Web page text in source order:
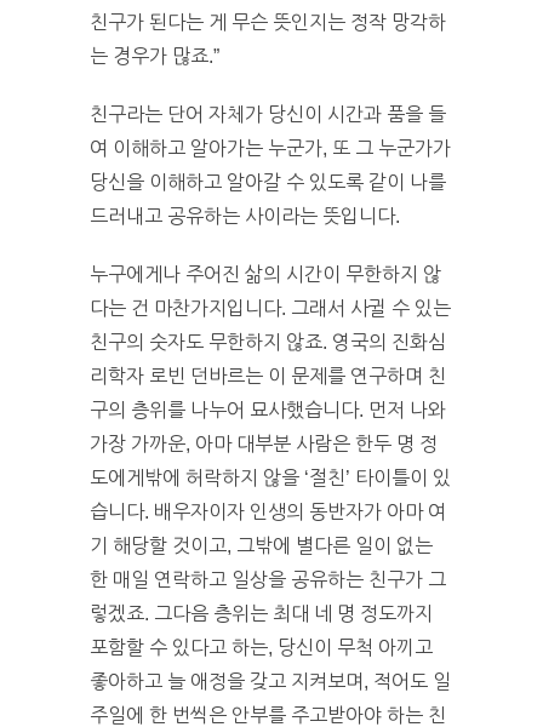
친구가 된다는 게 무슨 뜻인지는 정작 망각하
는 경우가 많죠.”
친구라는 단어 자체가 당신이 시간과 품을 들
여 이해하고 알아가는 누군가, 또 그 누군가가
당신을 이해하고 알아갈 수 있도록 같이 나를
드러내고 공유하는 사이라는 뜻입니다.
누구에게나 주어진 삶의 시간이 무한하지 않
다는 건 마찬가지입니다. 그래서 사귈 수 있는
친구의 숫자도 무한하지 않죠. 영국의 진화심
리학자 로빈 던바르는 이 문제를 연구하며 친
구의 층위를 나누어 묘사했습니다. 먼저 나와
가장 가까운, 아마 대부분 사람은 한두 명 정
도에게밖에 허락하지 않을 ‘절친’ 타이틀이 있
습니다. 배우자이자 인생의 동반자가 아마 여
기 해당할 것이고, 그밖에 별다른 일이 없는
한 매일 연락하고 일상을 공유하는 친구가 그
렇겠죠. 그다음 층위는 최대 네 명 정도까지
포함할 수 있다고 하는, 당신이 무척 아끼고
좋아하고 늘 애정을 갖고 지켜보며, 적어도 일
주일에 한 번씩은 안부를 주고받아야 하는 친